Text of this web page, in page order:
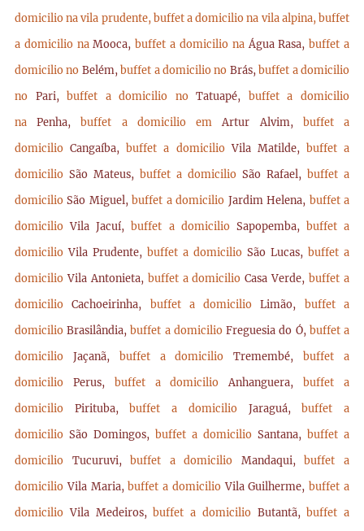
domicilio na vila prudente,buffet a domicilio na vila alpina, buffet
a domicilio naMooca,buffet a domicilio naÁgua Rasa,buffet a
domicilio no Belém,buffet a domicilio no Brás,buffet a domicilio
no Pari,buffet a domicilio noTatuapé, buffet a domicilio
naPenha,buffet a domicilio emArtur Alvim, buffet a
domicilioCangaíba,buffet a domicilioVila Matilde, buffet a
domicilio São Mateus, buffet a domicilio São Rafael, buffet a
domicilioSão Miguel,buffet a domicilio Jardim Helena, buffet a
domicilioVila Jacuí,buffet a domicilio Sapopemba, buffet a
domicilioVila Prudente, buffet a domicilio São Lucas, buffet a
domicilioVila Antonieta, buffet a domicilioCasa Verde,buffet a
domicilioCachoeirinha, buffet a domicilioLimão, buffet a
domicilioBrasilândia,buffet a domicilioFreguesia do Ó, buffet a
domicilio Jaçanã, buffet a domicilioTremembé,buffet a
domicilio Perus, buffet a domicilioAnhanguera,buffet a
domicilio Pirituba,buffet a domicilio Jaraguá,buffet a
domicilio São Domingos, buffet a domicilio Santana, buffet a
domicilio Tucuruvi,buffet a domicilio Mandaqui,buffet a
domicilioVila Maria,buffet a domicilioVila Guilherme,buffet a
domicilioVila Medeiros,buffet a domicilio Butantã,buffet a